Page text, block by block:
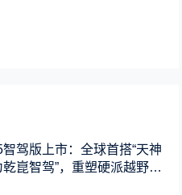
驾版上市：全球首搭“天神
崑智驾”，重塑硬派越野新